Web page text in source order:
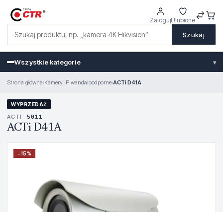
Szukaj
ZalogujUlubione
Wszystkie kategorie ▾
Strona główna›Kamery IP wandaloodporne›ACTi D41A
WYPRZEDAŻ
ACTI · 5011
ACTi D41A
−15%